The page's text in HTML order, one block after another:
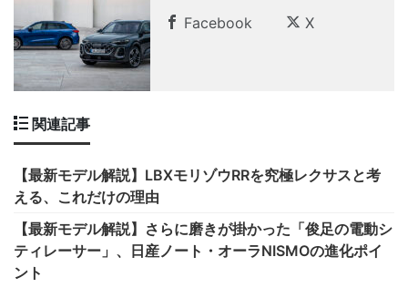
Facebook X
関連記事
【最新モデル解説】LBXモリゾウRRを究極レクサスと考
える、これだけの理由
【最新モデル解説】さらに磨きが掛かった「俊足の電動シ
ティレーサー」、日産ノート・オーラNISMOの進化ポイ
ント